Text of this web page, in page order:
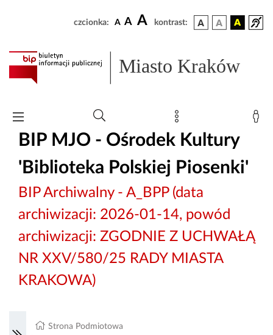
czcionka: A A A kontrast:
Miasto Kraków
BIP MJO - Ośrodek Kultury
'Biblioteka Polskiej Piosenki'
BIP Archiwalny - A_BPP (data
archiwizacji: 2026-01-14, powód
archiwizacji: ZGODNIE Z UCHWAŁĄ
NR XXV/580/25 RADY MIASTA
KRAKOWA)
Strona Podmiotowa